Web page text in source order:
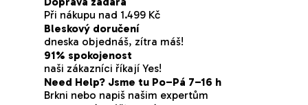
á
a
c
í
p
Při nákupu nad 1.499 Kč
Bleskový doručení
dneska objednáš, zítra máš!
91% spokojenost
naši zákazníci říkají Yes!
Need Help? Jsme tu Po–Pá 7–16 h
Brkni nebo napiš našim expertům